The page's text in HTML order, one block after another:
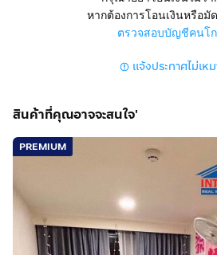
หากต้องการโอนเงินหรือมั
ตรวจสอบบัญชีคนโ
แจ้งประกาศไม่เห
สินค้าที่คุณอาจจะสนใจ'
PREMIUM